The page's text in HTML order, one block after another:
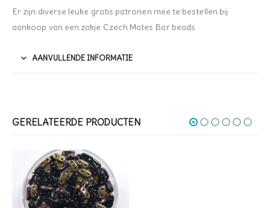
Er zijn diverse leuke gratis patronen mee te bestellen bij
aankoop van een zakje Czech Mates Bar beads
AANVULLENDE INFORMATIE
GERELATEERDE PRODUCTEN